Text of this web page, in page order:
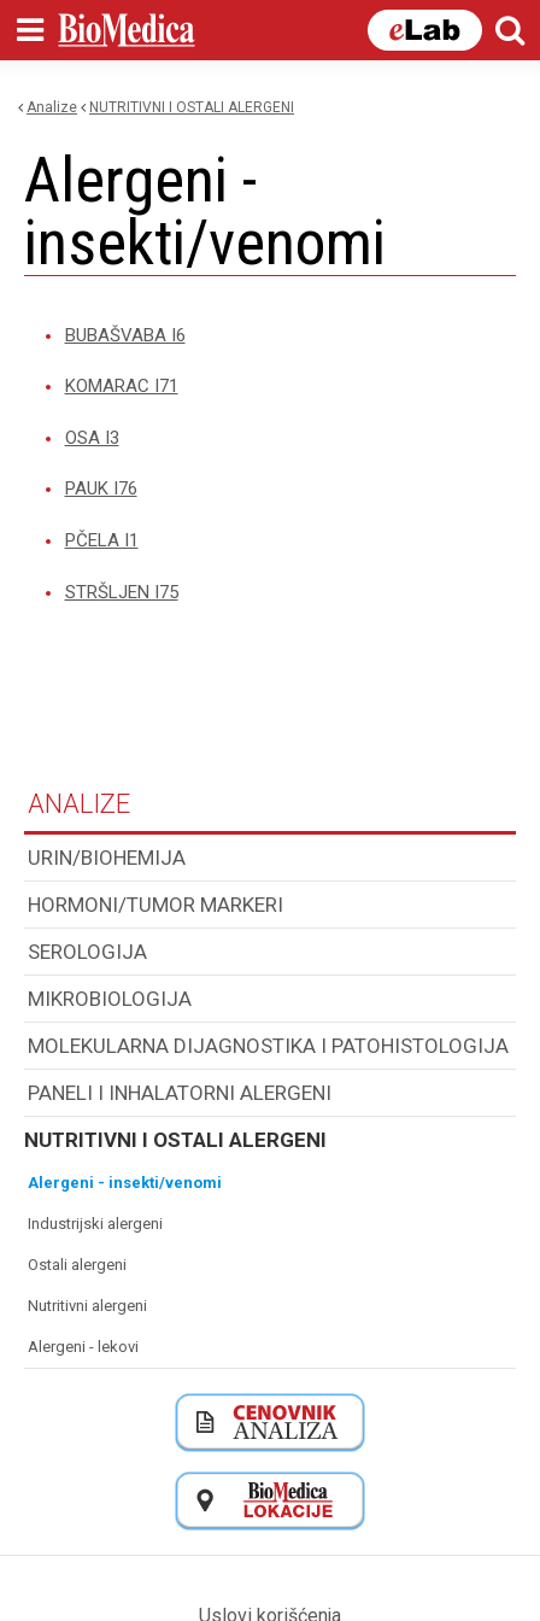
content
Analize NUTRITIVNI I OSTALI ALERGENI
alergeni -
insekti/venomi
BUBAŠVABA I6
KOMARAC I71
OSA I3
PAUK I76
PČELA I1
STRŠLJEN I75
ANALIZE
URIN/BIOHEMIJA
HORMONI/TUMOR MARKERI
SEROLOGIJA
MIKROBIOLOGIJA
MOLEKULARNA DIJAGNOSTIKA I PATOHISTOLOGIJA
PANELI I INHALATORNI ALERGENI
NUTRITIVNI I OSTALI ALERGENI
alergeni - insekti/venomi
industrijski alergeni
ostali alergeni
nutritivni alergeni
alergeni - lekovi
Uslovi korišćenja